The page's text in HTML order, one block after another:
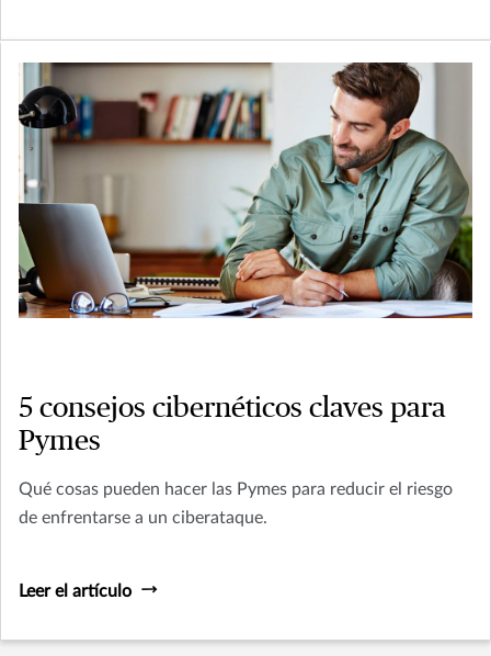
5 consejos cibernéticos claves para
Pymes
Qué cosas pueden hacer las Pymes para reducir el riesgo
de enfrentarse a un ciberataque.
Leer el artículo